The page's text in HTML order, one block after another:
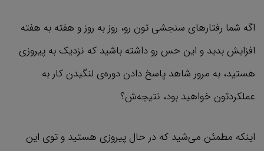
اگه شما رفتارهای سنجشی تون رو، روز به روز و هفته به هفته
افزایش بدید و این حس رو داشته باشید که نزدیک به پیروزی
هستید، به مرور شاهد پاسخ دادن دوره‌ی لنگیدن کار به
عملکردتون خواهید بود، نتیجه‌ش؟
اینکه مطمئن می‌شید که در حال پیروزی هستید و توی این